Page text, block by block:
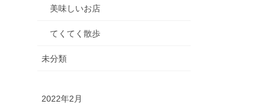
美味しいお店
てくてく散歩
未分類
2022年2月